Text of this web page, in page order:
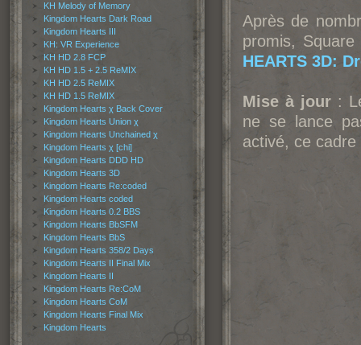
KH Melody of Memory
Kingdom Hearts Dark Road
Kingdom Hearts III
KH: VR Experience
KH HD 2.8 FCP
KH HD 1.5 + 2.5 ReMIX
KH HD 2.5 ReMIX
KH HD 1.5 ReMIX
Kingdom Hearts χ Back Cover
Kingdom Hearts Union χ
Kingdom Hearts Unchained χ
Kingdom Hearts χ [chi]
Kingdom Hearts DDD HD
Kingdom Hearts 3D
Kingdom Hearts Re:coded
Kingdom Hearts coded
Kingdom Hearts 0.2 BBS
Kingdom Hearts BbSFM
Kingdom Hearts BbS
Kingdom Hearts 358/2 Days
Kingdom Hearts II Final Mix
Kingdom Hearts II
Kingdom Hearts Re:CoM
Kingdom Hearts CoM
Kingdom Hearts Final Mix
Kingdom Hearts
Après de
promis,
HEARTS 3D:
Mise à jour :
ne se lance
activé, ce